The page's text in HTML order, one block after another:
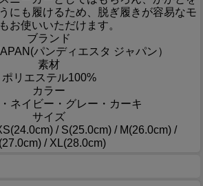
にも履けるため、脱ぎ履きが容易なモ
お使いいただけます。
ブランド
パンディエスタ ジャパン）
素材
ポリエステル100%
カラー
ネイビー・グレー・カーキ
サイズ
/ S(25.0cm) / M(26.0cm) /
/ XL(28.0cm)